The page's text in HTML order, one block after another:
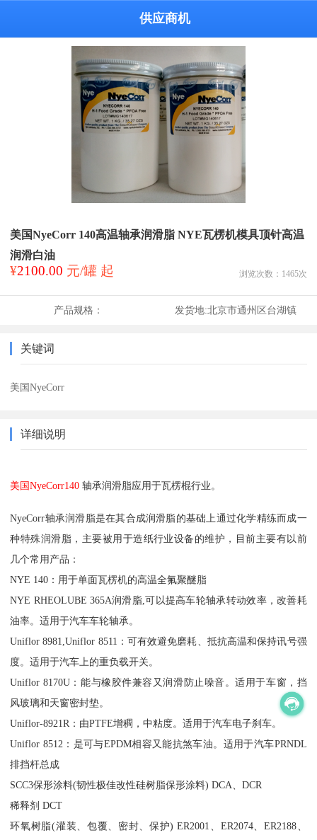
供应商机
美国NyeCorr 140高温轴承润滑脂 NYE瓦楞机模具顶针高温
润滑白油
¥2100.00 元/罐 起 浏览次数： 1465次
产品规格： 发货地:北京市通州区台湖镇
关键词
美国NyeCorr
详细说明
美国NyeCorr140轴承润滑脂应用于瓦楞棍行业。
NyeCorr轴承润滑脂是在其合成润滑脂的基础上通过化学精练而成一
种特殊润滑脂，主要被用于造纸行业设备的维护，目前主要有以前
几个常用产品：
NYE 140：用于单面瓦楞机的高温全氟聚醚脂
NYE RHEOLUBE 365A润滑脂,可以提高车轮轴承转动效率，改善耗
油率。适用于汽车车轮轴承。
Uniflor 8981,Uniflor 8511：可有效避免磨耗、抵抗高温和保持讯号强
度。适用于汽车上的重负载开关。
Uniflor 8170U：能与橡胶件兼容又润滑防止噪音。适用于车窗，挡
风玻璃和天窗密封垫。
Uniflor-8921R：由PTFE增稠，中粘度。适用于汽车电子刹车。
Uniflor 8512：是可与EPDM相容又能抗煞车油。适用于汽车PRNDL
排挡杆总成
SCC3保形涂料(韧性极佳改性硅树脂保形涂料) DCA、DCR
稀释剂 DCT
环氧树脂(灌装、包覆、密封、保护) ER2001、ER2074、ER2188、